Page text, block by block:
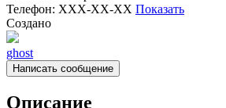
Телефон: XXX-XX-XX Показать
Создано
ghost
Написать сообщение
Описание